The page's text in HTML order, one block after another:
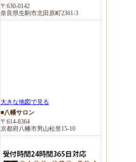
〒630-0142
奈良県生駒市北田原町2361-3
大きな地図で見る
■八幡サロン
〒614-8364
京都府八幡市男山松里15-10